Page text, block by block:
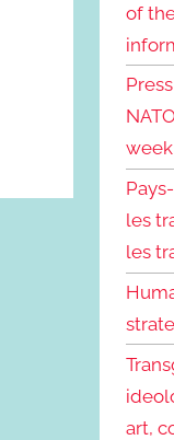
of
week
les
les
art,